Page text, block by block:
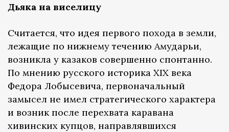
Дьяка на виселицу
Считается, что идея первого похода в земли,
лежащие по нижнему течению Амударьи,
возникла у казаков совершенно спонтанно.
По мнению русского историка XIX века
Федора Лобысевича, первоначальный
замысел не имел стратегического характера
и возник после перехвата каравана
хивинских купцов, направлявшихся